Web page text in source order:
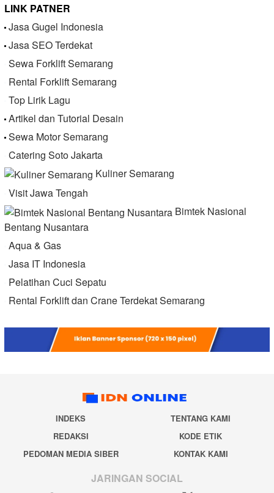
LINK PATNER
Jasa Gugel Indonesia
Jasa SEO Terdekat
Sewa Forklift Semarang
Rental Forklift Semarang
Top Lirik Lagu
Artikel dan Tutorial Desain
Sewa Motor Semarang
Catering Soto Jakarta
Kuliner Semarang
Visit Jawa Tengah
Bimtek Nasional
Bentang Nusantara
Aqua & Gas
Jasa IT Indonesia
Pelatihan Cuci Sepatu
Rental Forklift dan Crane Terdekat Semarang
INDEKS
TENTANG KAMI
REDAKSI
KODE ETIK
PEDOMAN MEDIA SIBER
KONTAK KAMI
JARINGAN SOCIAL